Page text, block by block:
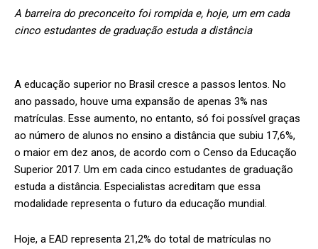
A barreira do preconceito foi rompida e, hoje, um em cada
cinco estudantes de graduação estuda a distância
A educação superior no Brasil cresce a passos lentos. No
ano passado, houve uma expansão de apenas 3% nas
matrículas. Esse aumento, no entanto, só foi possível graças
ao número de alunos no ensino a distância que subiu 17,6%,
o maior em dez anos, de acordo com o Censo da Educação
Superior 2017. Um em cada cinco estudantes de graduação
estuda a distância. Especialistas acreditam que essa
modalidade representa o futuro da educação mundial.
Hoje, a EAD representa 21,2% do total de matrículas no